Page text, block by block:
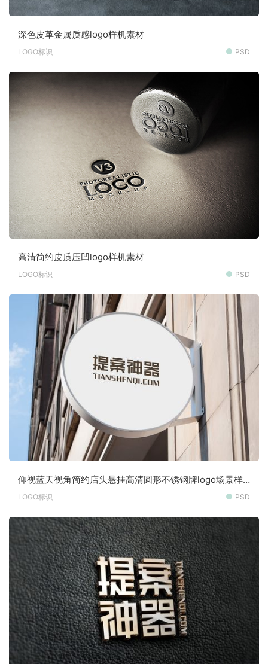
深色皮革金属质感logo样机素材
LOGO标识 PSD
高清简约皮质压凹logo样机素材
LOGO标识 PSD
仰视蓝天视角简约店头悬挂高清圆形不锈钢牌logo场景样
机素材
LOGO标识 PSD